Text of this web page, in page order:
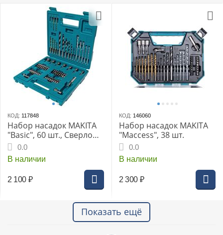
КОД: 117848
Набор насадок MAKITA
"Basic", 60 шт., Сверло
по металлу HSS-TIN, 7
шт. Сверла по кирпичу и
камню, 5 шт. Сверло
спиральное по дереву, 6
шт. Биты 25 мм
0.0
В наличии
2 100 ₽
КОД: 146060
Набор насадок MAKITA
"Maccess", 38 шт.
0.0
В наличии
2 300 ₽
Показать ещё